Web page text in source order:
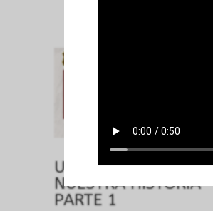
UN POCO DE
NUESTRA HISTORIA
PARTE 1